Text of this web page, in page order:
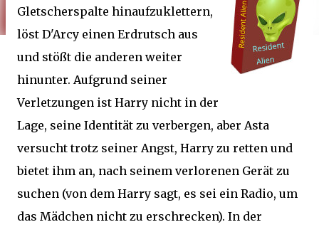
Gletscherspalte hinaufzuklettern,
löst D'Arcy einen Erdrutsch aus
und stößt die anderen weiter
hinunter. Aufgrund seiner
Verletzungen ist Harry nicht in der
Lage, seine Identität zu verbergen, aber Asta
versucht trotz seiner Angst, Harry zu retten und
bietet ihm an, nach seinem verlorenen Gerät zu
suchen (von dem Harry sagt, es sei ein Radio, um
das Mädchen nicht zu erschrecken). In der